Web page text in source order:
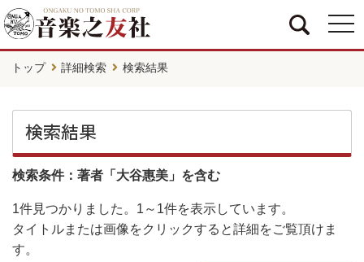
トップ 詳細検索 検索結果
検索結果
検索条件：著者「大谷惠美」を含む
1件見つかりました。 1～1件を表示しています。
タイトルまたは画像をクリックすると詳細をご覧頂けま
す。